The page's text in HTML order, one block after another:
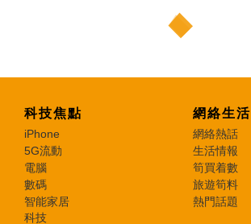
科技焦點
iPhone
5G流動
電腦
數碼
智能家居
科技
網絡生活
網絡熱話
生活情報
筍買着數
旅遊筍料
熱門話題